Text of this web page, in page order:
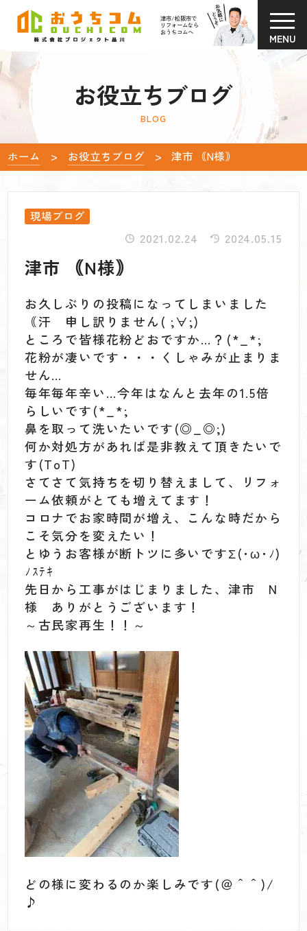
津市/松阪市で
リフォームなら
おうちコムへ
MENU
お役立ちブログ
BLOG
ホーム お役立ちブログ 津市 ｟N様｠
現場ブログ
2021.02.24 2024.05.15
津市 ｟N様｠
お久しぶりの投稿になってしまいました
｟汗 申し訳りません( ;∀;)
ところで皆様花粉どおですか…？(*_*;
花粉が凄いです・・・くしゃみが止まりま
せん…
毎年毎年辛い…今年はなんと去年の1.5倍
らしいです(*_*;
鼻を取って洗いたいです(◎_◎;)
何か対処方があれば是非教えて頂きたいで
す(ToT)
さてさて気持ちを切り替えまして、リフォ
ーム依頼がとても増えてます！
コロナでお家時間が増え、こんな時だから
こそ気分を変えたい！
とゆうお客様が断トツに多いですΣ(･ω･ﾉ)
ﾉｽﾃｷ
先日から工事がはじまりました、津市 N
様 ありがとうございます！
～古民家再生！！～
どの様に変わるのか楽しみです(＠＾＾)/
♪